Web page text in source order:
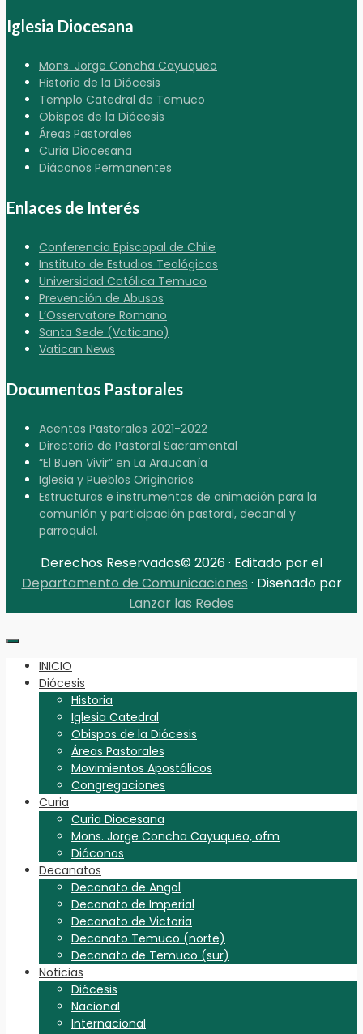
Iglesia Diocesana
Mons. Jorge Concha Cayuqueo
Historia de la Diócesis
Templo Catedral de Temuco
Obispos de la Diócesis
Áreas Pastorales
Curia Diocesana
Diáconos Permanentes
Enlaces de Interés
Conferencia Episcopal de Chile
Instituto de Estudios Teológicos
Universidad Católica Temuco
Prevención de Abusos
L’Osservatore Romano
Santa Sede (Vaticano)
Vatican News
Documentos Pastorales
Acentos Pastorales 2021-2022
Directorio de Pastoral Sacramental
“El Buen Vivir” en La Araucanía
Iglesia y Pueblos Originarios
Estructuras e instrumentos de animación para la
comunión y participación pastoral, decanal y
parroquial.
Derechos Reservados© 2026 · Editado por el
Departamento de Comunicaciones · Diseñado por
Lanzar las Redes
INICIO
Diócesis
Historia
Iglesia Catedral
Obispos de la Diócesis
Áreas Pastorales
Movimientos Apostólicos
Congregaciones
Curia
Curia Diocesana
Mons. Jorge Concha Cayuqueo, ofm
Diáconos
Decanatos
Decanato de Angol
Decanato de Imperial
Decanato de Victoria
Decanato Temuco (norte)
Decanato de Temuco (sur)
Noticias
Diócesis
Nacional
Internacional